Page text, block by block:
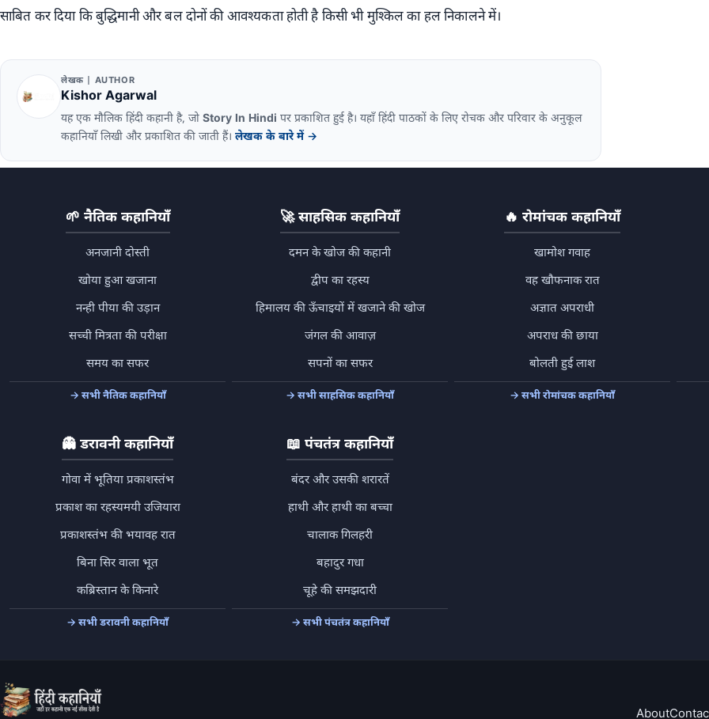
साबित कर दिया कि बुद्धिमानी और बल दोनों की आवश्यकता होती है किसी भी मुश्किल का हल निकालने में।
लेखक | AUTHOR
Kishor Agarwal
यह एक मौलिक हिंदी कहानी है, जो Story In Hindi पर प्रकाशित हुई है। यहाँ हिंदी पाठकों के लिए रोचक और परिवार के अनुकूल
कहानियाँ लिखी और प्रकाशित की जाती हैं। लेखक के बारे में →
🌱 नैतिक कहानियाँ
अनजानी दोस्ती
खोया हुआ खजाना
नन्ही पीया की उड़ान
सच्ची मित्रता की परीक्षा
समय का सफर
→ सभी नैतिक कहानियाँ
🚀साहसिक कहानियाँ
दमन के खोज की कहानी
द्वीप का रहस्य
हिमालय की ऊँचाइयों में खजाने की खोज
जंगल की आवाज़
सपनों का सफर
→ सभी साहसिक कहानियाँ
🔥 रोमांचक कहानियाँ
खामोश गवाह
वह खौफनाक रात
अज्ञात अपराधी
अपराध की छाया
बोलती हुई लाश
→ सभी रोमांचक कहानियाँ
👻 डरावनी कहानियाँ
गोवा में भूतिया प्रकाशस्तंभ
प्रकाश का रहस्यमयी उजियारा
प्रकाशस्तंभ की भयावह रात
बिना सिर वाला भूत
कब्रिस्तान के किनारे
→ सभी डरावनी कहानियाँ
📖 पंचतंत्र कहानियाँ
बंदर और उसकी शरारतें
हाथी और हाथी का बच्चा
चालाक गिलहरी
बहादुर गधा
चूहे की समझदारी
→ सभी पंचतंत्र कहानियाँ
About